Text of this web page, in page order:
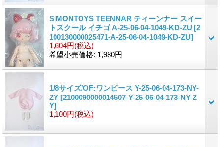
SIMONTOYS TEENNAR ティーンナー スイー
トスクール イチゴ A-25-06-04-1049-KD-ZU [2
100130000025471-A-25-06-04-1049-KD-ZU]
1,604円(税込)
希望小売価格: 1,980円
1/8サイズ/OF:ワンピース Y-25-06-04-173-NY-
ZY [2100090000014507-Y-25-06-04-173-NY-Z
Y]
1,100円(税込)